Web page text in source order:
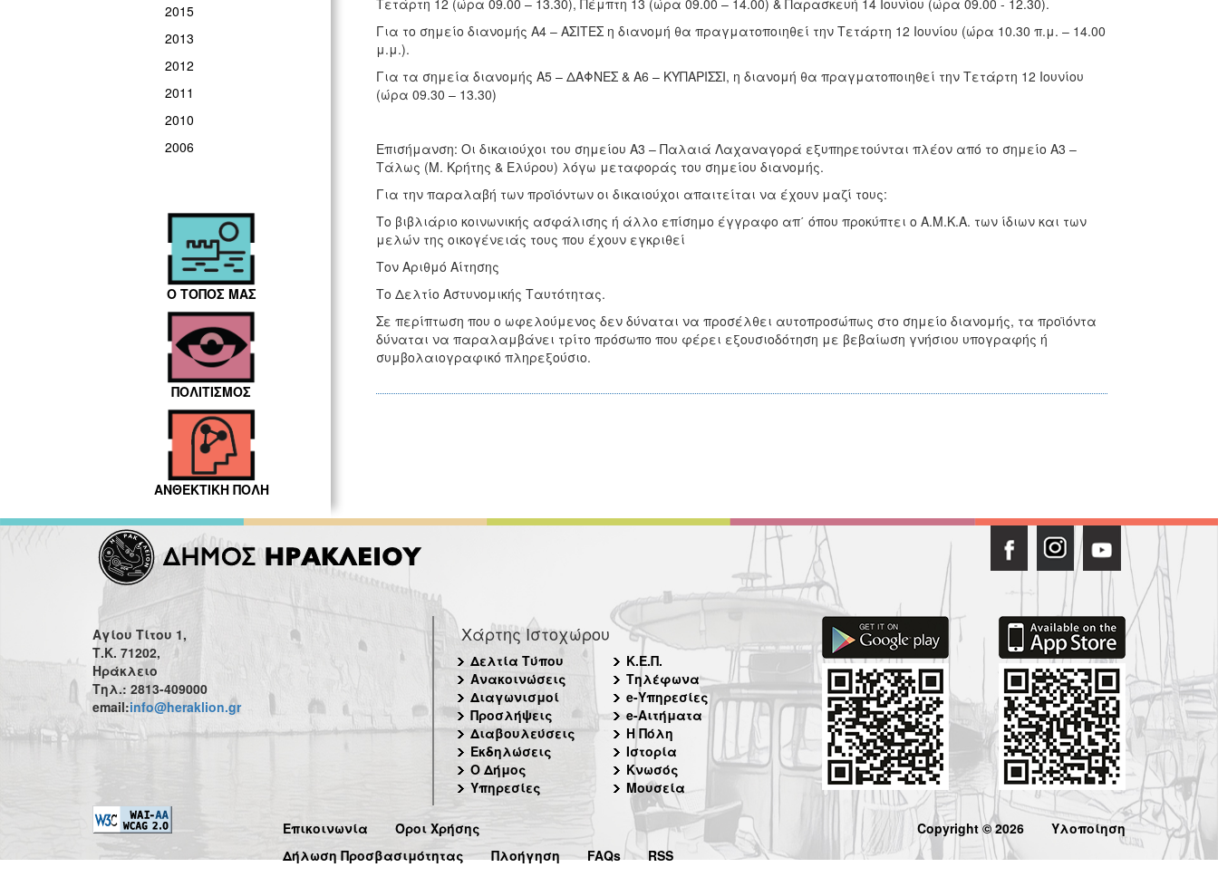
2015
2013
2012
2011
2010
2006
Ο ΤΟΠΟΣ ΜΑΣ
ΠΟΛΙΤΙΣΜΟΣ
ΑΝΘΕΚΤΙΚΗ ΠΟΛΗ
Τετάρτη 12 (ώρα 09.00 – 13.30), Πέμπτη 13 (ώρα 09.00 – 14.00) & Παρασκευή 14 Ιουνίου (ώρα 09.00 - 12.30).
Για το σημείο διανομής Α4 – ΑΣΙΤΕΣ η διανομή θα πραγματοποιηθεί την Τετάρτη 12 Ιουνίου (ώρα 10.30 π.μ. – 14.00
μ.μ.).
Για τα σημεία διανομής Α5 – ΔΑΦΝΕΣ & A6 – ΚΥΠΑΡΙΣΣΙ, η διανομή θα πραγματοποιηθεί την Τετάρτη 12 Ιουνίου
(ώρα 09.30 – 13.30)
Επισήμανση: Οι δικαιούχοι του σημείου Α3 – Παλαιά Λαχαναγορά εξυπηρετούνται πλέον από το σημείο Α3 –
Τάλως (Μ. Κρήτης & Ελύρου) λόγω μεταφοράς του σημείου διανομής.
Για την παραλαβή των προϊόντων οι δικαιούχοι απαιτείται να έχουν μαζί τους:
Το βιβλιάριο κοινωνικής ασφάλισης ή άλλο επίσημο έγγραφο απ΄ όπου προκύπτει ο Α.Μ.Κ.Α. των ίδιων και των
μελών της οικογένειάς τους που έχουν εγκριθεί
Τον Αριθμό Αίτησης
Το Δελτίο Αστυνομικής Ταυτότητας.
Σε περίπτωση που ο ωφελούμενος δεν δύναται να προσέλθει αυτοπροσώπως στο σημείο διανομής, τα προϊόντα
δύναται να παραλαμβάνει τρίτο πρόσωπο που φέρει εξουσιοδότηση με βεβαίωση γνήσιου υπογραφής ή
συμβολαιογραφικό πληρεξούσιο.
Αγίου Τίτου 1,
Τ.Κ. 71202,
Ηράκλειο
Τηλ.: 2813-409000
email:info@heraklion.gr
Χάρτης Ιστοχώρου
Δελτία Τύπου
Ανακοινώσεις
Διαγωνισμοί
Προσλήψεις
Διαβουλεύσεις
Εκδηλώσεις
Ο Δήμος
Υπηρεσίες
Κ.Ε.Π.
Τηλέφωνα
e-Υπηρεσίες
e-Αιτήματα
Η Πόλη
Ιστορία
Κνωσός
Μουσεία
Επικοινωνία
Όροι Χρήσης
Δήλωση Προσβασιμότητας
Πλοήγηση FAQs RSS
Copyright © 2026 Υλοποίηση